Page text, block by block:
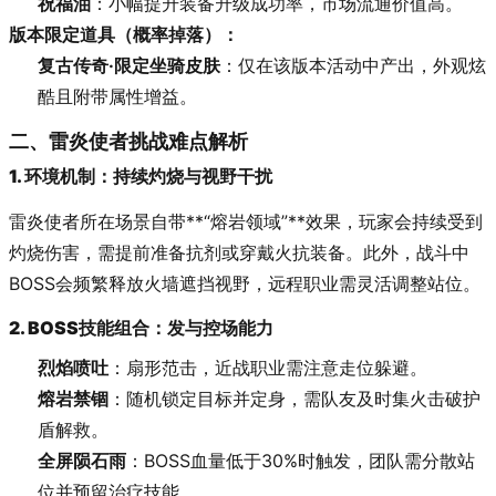
版本限定道具（概率掉落）：
复古传奇·限定坐骑皮肤：仅在该版本活动中产出，外观炫
酷且附带属性增益。
二、雷炎使者挑战难点解析
1. 环境机制：持续灼烧与视野干扰
雷炎使者所在场景自带**“熔岩领域”**效果，玩家会持续受到
灼烧伤害，需提前准备抗剂或穿戴火抗装备。此外，战斗中
BOSS会频繁释放火墙遮挡视野，远程职业需灵活调整站位。
2. BOSS技能组合：发与控场能力
烈焰喷吐：扇形范击，近战职业需注意走位躲避。
熔岩禁锢：随机锁定目标并定身，需队友及时集火击破护
盾解救。
全屏陨石雨：BOSS血量低于30%时触发，团队需分散站
位并预留治疗技能。